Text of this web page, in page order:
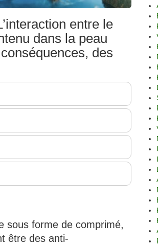
entre le
dans la peau
des
sous forme de comprimé,
être des anti-